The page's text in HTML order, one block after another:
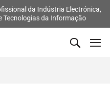
da Indústria Electrónica,
Tecnologias da Informação